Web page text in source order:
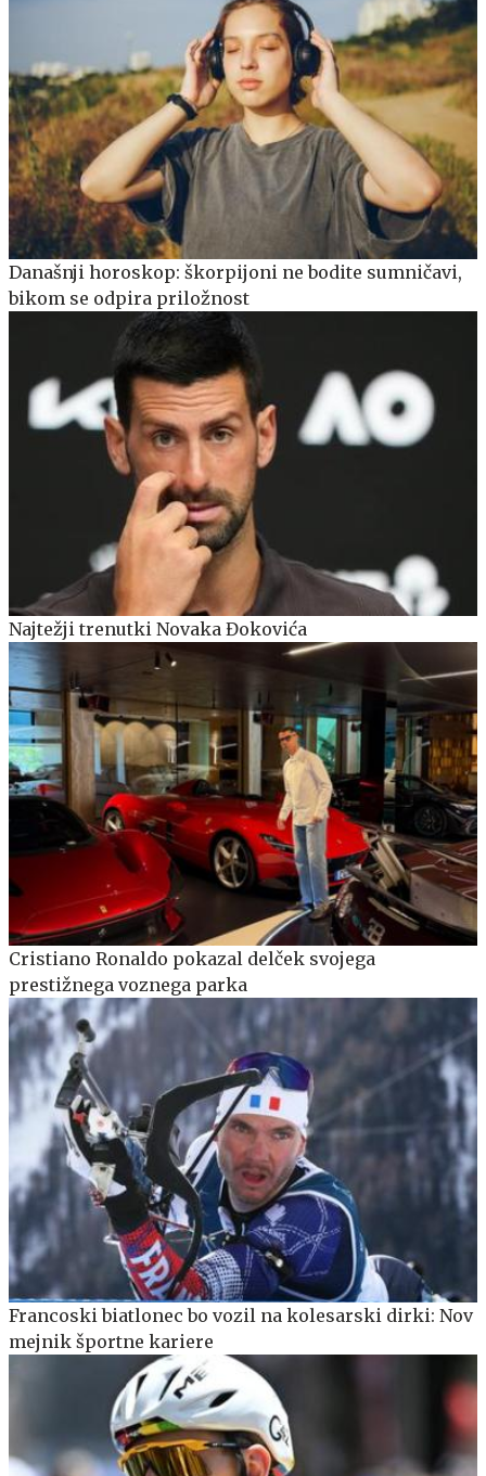
Današnji horoskop: škorpijoni ne bodite sumničavi,
bikom se odpira priložnost
Najtežji trenutki Novaka Đokovića
Cristiano Ronaldo pokazal delček svojega
prestižnega voznega parka
Francoski biatlonec bo vozil na kolesarski dirki: Nov
mejnik športne kariere